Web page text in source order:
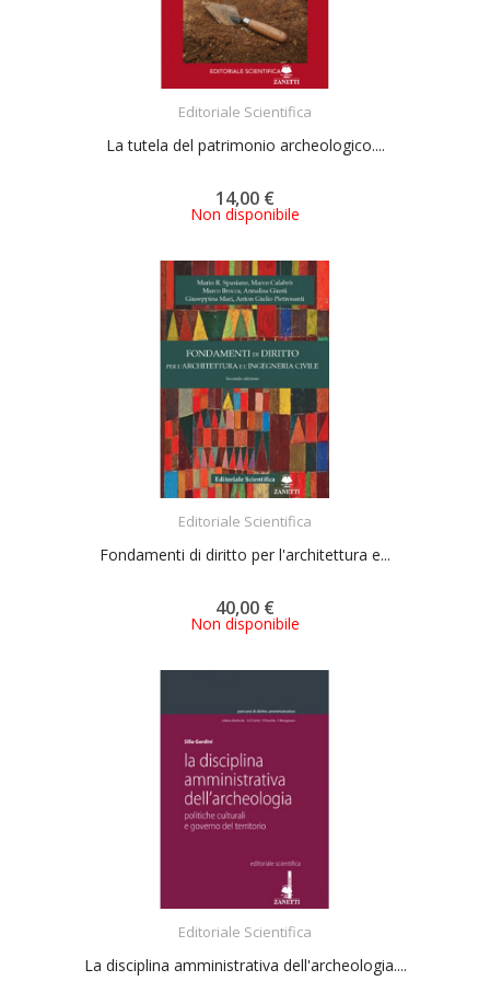
Editoriale Scientifica
La tutela del patrimonio archeologico....
14,00 €
Non disponibile
Editoriale Scientifica
Fondamenti di diritto per l'architettura e...
40,00 €
Non disponibile
Editoriale Scientifica
La disciplina amministrativa dell'archeologia....